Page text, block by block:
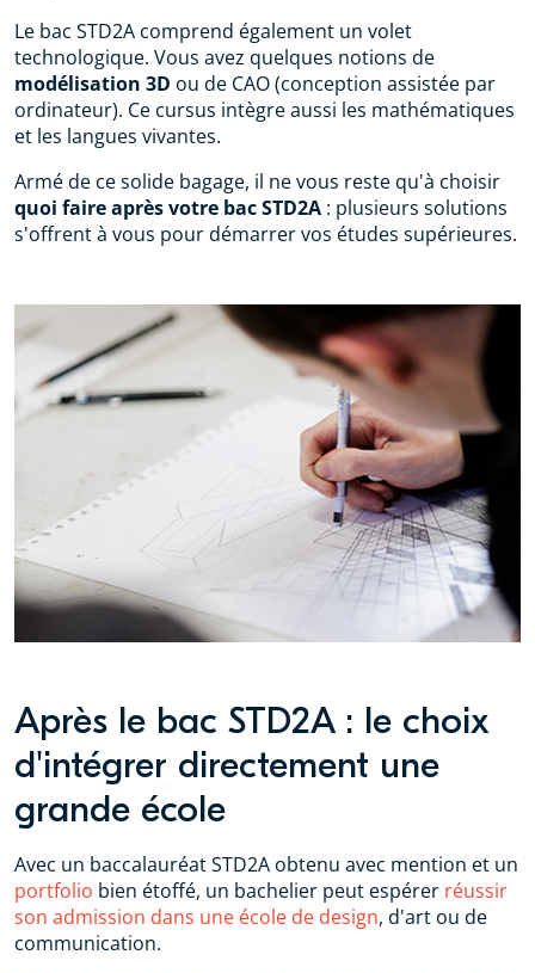
Le bac STD2A comprend également un volet
technologique. Vous avez quelques notions de
modélisation 3D ou de CAO (conception assistée par
ordinateur). Ce cursus intègre aussi les mathématiques
et les langues vivantes.
Armé de ce solide bagage, il ne vous reste qu'à choisir
quoi faire après votre bac STD2A : plusieurs solutions
s'offrent à vous pour démarrer vos études supérieures.
Après le bac STD2A : le choix
d'intégrer directement une
grande école
Avec un baccalauréat STD2A obtenu avec mention et un
portfolio bien étoffé, un bachelier peut espérer réussir
son admission dans une école de design, d'art ou de
communication.